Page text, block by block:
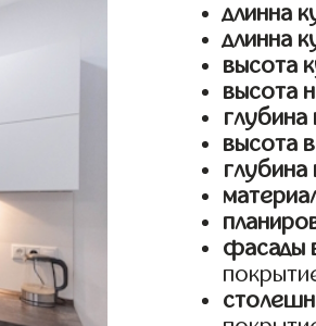
длинна
длинна
высота
высота
глубина
высота
глубина
фасады